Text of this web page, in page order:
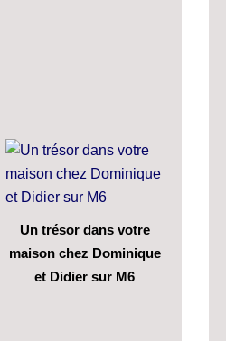
Un trésor dans votre
maison chez Dominique
et Didier sur M6